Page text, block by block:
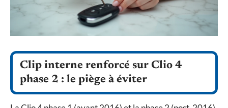
Clip interne renforcé sur Clio 4
phase 2 : le piège à éviter